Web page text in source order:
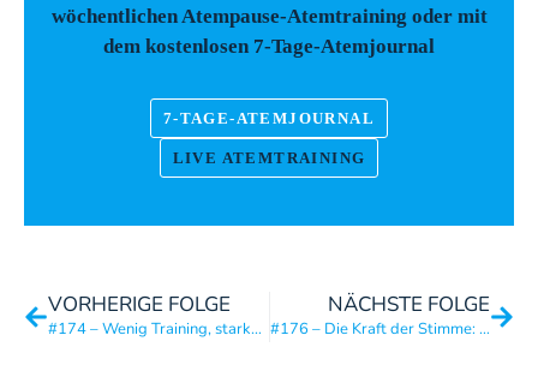
wöchentlichen Atempause-Atemtraining oder mit
dem kostenlosen 7-Tage-Atemjournal
7-TAGE-ATEMJOURNAL
LIVE ATEMTRAINING
VORHERIGE FOLGE
#174 – Wenig Training, starke Performance: Die 3 Prinzipien für langes Luftanhalten
NÄCHSTE FOLGE
#176 – Die Kraft der Stimme: Mit Jana, der Stimmgeberin, über innere Haltung und authentische Kommunikation